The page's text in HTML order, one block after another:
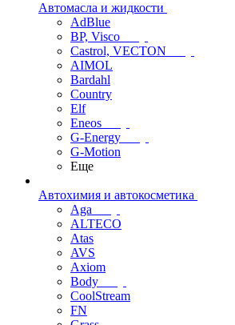
Автомасла и жидкости
AdBlue
BP, Visco
Castrol, VECTON
AIMOL
Bardahl
Country
Elf
Eneos
G-Energy
G-Motion
Еще
Автохимия и автокосметика
Aga
ALTECO
Atas
AVS
Axiom
Body
CoolStream
FN